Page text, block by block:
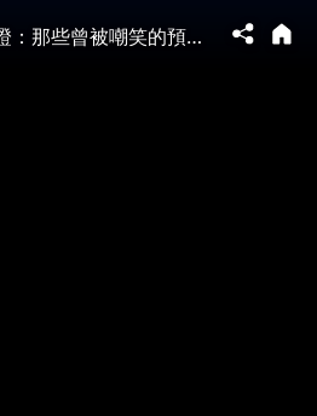
320萬人一起見證：那些曾被嘲笑的預言，正在變成現實！（文昭談古論今1710期）